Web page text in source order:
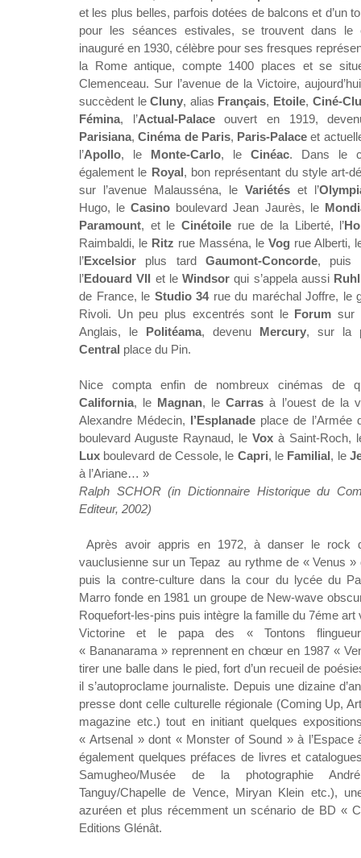
et les plus belles, parfois dotées de balcons et d’un
pour les séances estivales, se trouvent dans
inauguré en 1930, célèbre pour ses fresques
la Rome antique, compte 1400 places et se
Clemenceau. Sur l’avenue de la Victoire,
succèdent leCluny, alias Français, Etoile, Ciné-
Fémina, l’Actual-Palaceouvert en 1919,
Parisiana,Cinéma de Paris, Paris-Palace et
l’Apollo, le Monte-Carlo, le Cinéac. Dans le
également le Royal , bon représentant du style art-
sur l’avenue Malausséna, le Variétés et l’
Hugo, leCasino boulevard Jean Jaurès, le
Paramount, et le Cinétoile rue de la Liberté, l’
Raimbaldi, le Ritz rue Masséna, le Vog rue Alberti,
l’Excelsior plus tard Gaumont-Concorde, puis
l’Edouard VII et leWindsor qui s’appela aussi Ruhl
de France, le Studio 34rue du maréchal Joffre, le
Rivoli. Un peu plus excentrés sont le
Forum sur
Anglais, le
Politéama, devenu Mercury, sur la
Central place du Pin.
Nice compta enfin de nombreux cinémas de
California, le Magnan, leCarras à l’ouest de la
Alexandre Médecin,
l’Esplanade place de
boulevard Auguste Raynaud, le Vox à Saint-Roch,
Lux boulevard de Cessole, le Capri, le Familial , le
à l’Ariane… »
Ralph SCHOR (in Dictionnaire Historique du
Editeur, 2002)
Après avoir appris en 1972, à danser le rock
vauclusienne sur un Tepaz au rythme de « Venus »
puis la contre-culture dans la cour du lycée du
Marro fonde en 1981 un groupe de New-wave
Roquefort-les-pins puis intègre la famille du 7éme art
Victorine et le papa des « Tontons
« Bananarama » reprennent en chœur en 1987 «
tirer une balle dans le pied, fort d’un recueil de
il s’autoproclame journaliste. Depuis une dizaine
presse dont celle culturelle régionale (Coming Up,
magazine etc.) tout en initiant quelques
« Artsenal » dont « Monster of Sound » à l’Espace
également quelques préfaces de livres et
Samugheo/Musée de la photographie
Tanguy/Chapelle de Vence, Miryan Klein etc.),
azuréen et plus récemment un scénario de BD «
Editions Glénât.